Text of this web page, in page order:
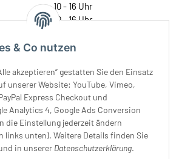
& Co nutzen
akzeptieren“ gestatten Sie den Einsatz
unserer Website: YouTube, Vimeo,
Express Checkout und
Analytics 4, Google Ads Conversion
die Einstellung jederzeit ändern
links unten). Weitere Details finden Sie
in unserer Datenschutzerklärung.
10 - 16 Uhr
10 - 16 Uhr
10 - 18 Uhr
10 - 14 Uhr